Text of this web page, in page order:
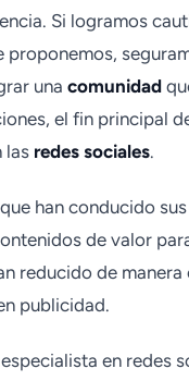
Si logramos
proponemos,
una comunidad
el fin principal
las redes sociales.
han conducido
de valor
reducido de
publicidad.
en redes